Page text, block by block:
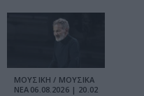
ΜΟΥΣΙΚΗ / ΜΟΥΣΙΚΑ
ΝΕΑ 06.08.2026 | 20.02